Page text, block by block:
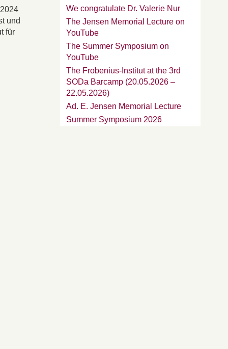
und
für
We congratulate Dr. Valerie Nur
The Jensen Memorial Lecture on
YouTube
The Summer Symposium on
YouTube
The Frobenius-Institut at the 3rd
SODa Barcamp (20.05.2026 –
22.05.2026)
Ad. E. Jensen Memorial Lecture
Summer Symposium 2026